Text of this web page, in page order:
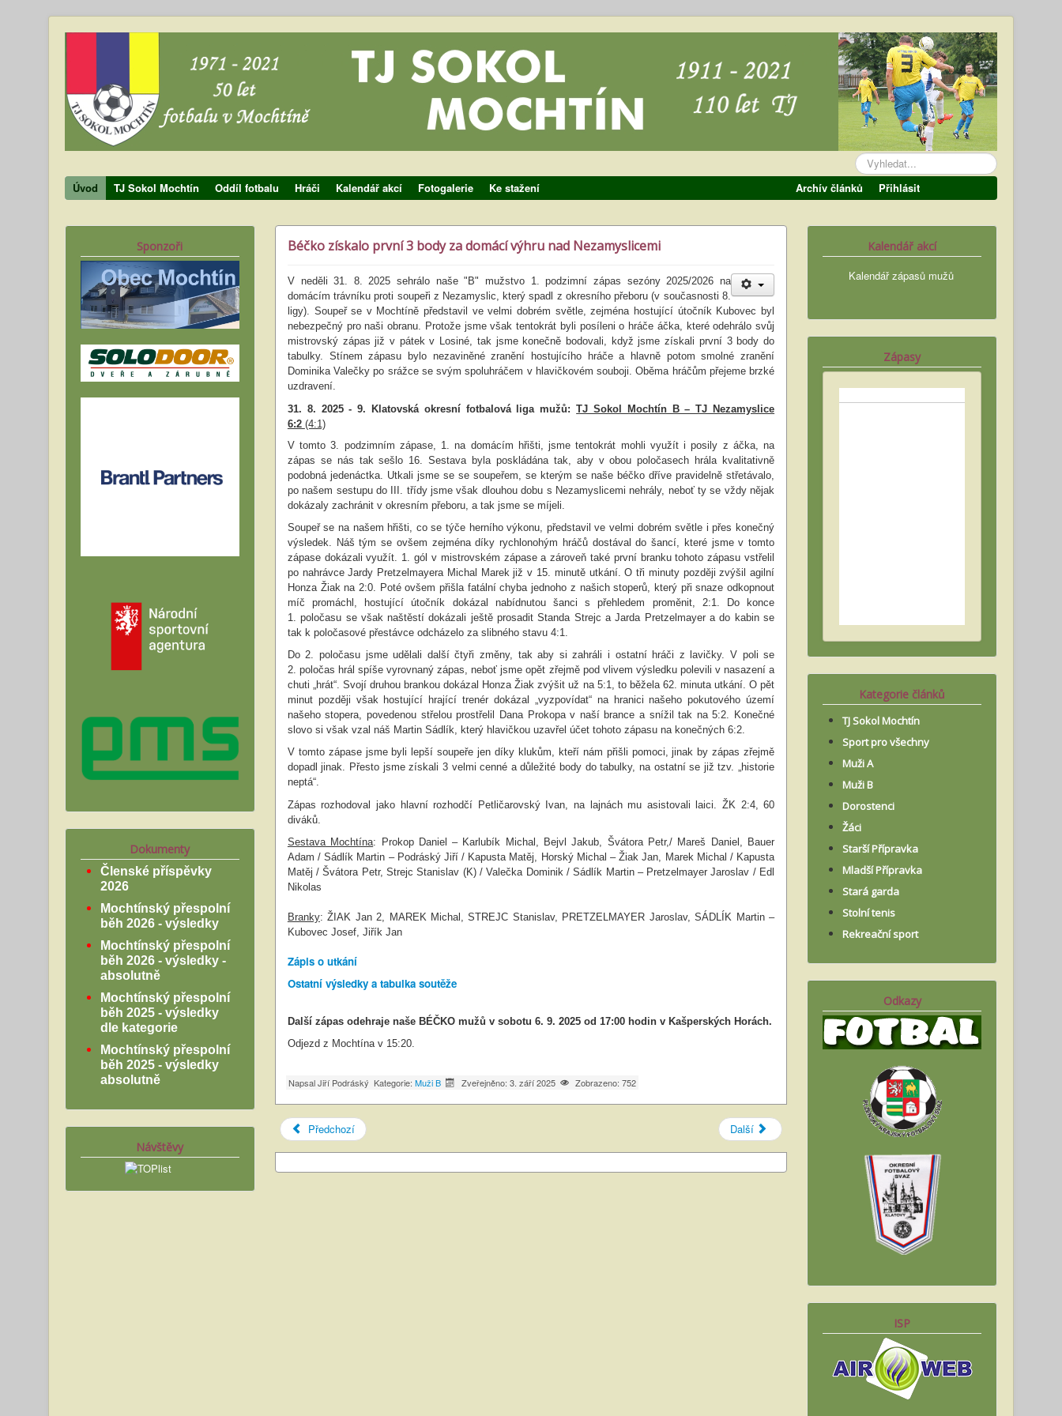
Vyhledávání...
Úvod
TJ Sokol Mochtín Oddíl fotbalu Hráči Kalendář akcí Fotogalerie Ke stažení Archív článků Přihlásit
Sponzoři
Dokumenty
Členské příspěvky
2026
Mochtínský přespolní
běh 2026 - výsledky
Mochtínský přespolní
běh 2026 - výsledky -
absolutně
Mochtínský přespolní
běh 2025 - výsledky
dle kategorie
Mochtínský přespolní
běh 2025 - výsledky
absolutně
Návštěvy
Béčko získalo první 3 body za domácí výhru nad Nezamyslicemi
V neděli 31. 8. 2025 sehrálo naše "B" mužstvo 1. podzimní zápas sezóny 2025/2026 na
domácím trávníku proti soupeři z Nezamyslic, který spadl z okresního přeboru (v současnosti 8.
ligy). Soupeř se v Mochtíně představil ve velmi dobrém světle, zejména hostující útočník Kubovec byl
nebezpečný pro naši obranu. Protože jsme však tentokrát byli posíleni o hráče áčka, které odehrálo svůj
mistrovský zápas již v pátek v Losiné, tak jsme konečně bodovali, když jsme získali první 3 body do
tabulky. Stínem zápasu bylo nezaviněné zranění hostujícího hráče a hlavně potom smolné zranění
Dominika Valečky po srážce se svým spoluhráčem v hlavičkovém souboji. Oběma hráčům přejeme brzké
uzdravení.
31. 8. 2025 -9. Klatovská okresní fotbalová ligamužů:TJ Sokol Mochtín B – TJ Nezamyslice
6:2 (4:1)
V tomto 3. podzimním zápase, 1. na domácím hřišti, jsme tentokrát mohli využít i posily z áčka, na
zápas se nás tak sešlo 16. Sestava byla poskládána tak, aby v obou poločasech hrála kvalitativně
podobná jedenáctka. Utkali jsme se se soupeřem, se kterým se naše béčko dříve pravidelně střetávalo,
po našem sestupu do III. třídy jsme však dlouhou dobu s Nezamyslicemi nehrály, neboť ty se vždy nějak
dokázaly zachránit v okresním přeboru, a tak jsme se míjeli.
Soupeř se na našem hřišti, co se týče herního výkonu, představil ve velmi dobrém světle i přes konečný
výsledek. Náš tým se ovšem zejména díky rychlonohým hráčů dostával do šancí, které jsme v tomto
zápase dokázali využít. 1. gól v mistrovském zápase a zároveň také první branku tohoto zápasu vstřelil
po nahrávce Jardy Pretzelmayera Michal Marek již v 15. minutě utkání. O tři minuty později zvýšil agilní
Honza Žiak na 2:0. Poté ovšem přišla fatální chyba jednoho z našich stoperů, který při snaze odkopnout
míč promáchl, hostující útočník dokázal nabídnutou šanci s přehledem proměnit, 2:1. Do konce
1. poločasu se však naštěstí dokázali ještě prosadit Standa Strejc a Jarda Pretzelmayer a do kabin se
tak k poločasové přestávce odcházelo za slibného stavu 4:1.
Do 2. poločasu jsme udělali další čtyři změny, tak aby si zahráli i ostatní hráči z lavičky. V poli se
2. poločas hrál spíše vyrovnaný zápas, neboť jsme opět zřejmě pod vlivem výsledku polevili v nasazení a
chuti „hrát“. Svojí druhou brankou dokázal Honza Žiak zvýšit už na 5:1, to běžela 62. minuta utkání. O pět
minut později však hostující hrající trenér dokázal „vyzpovídat“ na hranici našeho pokutového území
našeho stopera, povedenou střelou prostřelil Dana Prokopa v naší brance a snížil tak na 5:2. Konečné
slovo si však vzal náš Martin Sádlík, který hlavičkou uzavřel účet tohoto zápasu na konečných 6:2.
V tomto zápase jsme byli lepší soupeře jen díky klukům, kteří nám přišli pomoci, jinak by zápas zřejmě
dopadl jinak. Přesto jsme získali 3 velmi cenné a důležité body do tabulky, na ostatní se již tzv. „historie
neptá“.
Zápas rozhodoval jako hlavní rozhodčí Petličarovský Ivan, na lajnách mu asistovali laici. ŽK 2:4, 60
diváků.
Sestava Mochtína: Prokop Daniel – Karlubík Michal, Bejvl Jakub, Švátora Petr,/ Mareš Daniel, Bauer
Adam / Sádlík Martin – Podráský Jiří / Kapusta Matěj, Horský Michal – Žiak Jan, Marek Michal / Kapusta
Matěj / Švátora Petr,Strejc Stanislav (K) / Valečka Dominik / Sádlík Martin – Pretzelmayer Jaroslav / Edl
Nikolas
Branky: ŽIAK Jan 2, MAREK Michal, STREJC Stanislav, PRETZELMAYER Jaroslav, SÁDLÍK Martin–
Kubovec Josef, Jiřík Jan
Zápis o utkání
Ostatní výsledky a tabulka soutěže
Další zápas odehraje naše BÉČKO mužů v sobotu 6. 9. 2025 od 17:00 hodin v Kašperských Horách.
Odjezd z Mochtína v 15:20.
NapsalJiří Podráský Kategorie: Muži B Zveřejněno: 3. září 2025 Zobrazeno: 752
Předchozí Další
Kalendář akcí
Kalendář zápasů mužů
Zápasy
Kategorie článků
TJ Sokol Mochtín
Sport pro všechny
Muži A
Muži B
Dorostenci
Žáci
Starší Přípravka
Mladší Přípravka
Stará garda
Stolní tenis
Rekreační sport
Odkazy
ISP